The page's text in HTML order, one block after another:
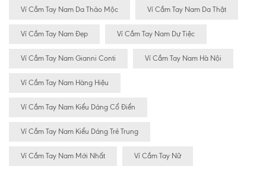
Ví Cầm Tay Nam Da Thảo Mộc Ví Cầm Tay Nam Da Thật
Ví Cầm Tay Nam Đẹp Ví Cầm Tay Nam Dự Tiệc
Ví Cầm Tay Nam Gianni Conti Ví Cầm Tay Nam Hà Nội
Ví Cầm Tay Nam Hàng Hiệu
Ví Cầm Tay Nam Kiểu Dáng Cổ Điển
Ví Cầm Tay Nam Kiểu Dáng Trẻ Trung
Ví Cầm Tay Nam Mới Nhất Ví Cầm Tay Nữ